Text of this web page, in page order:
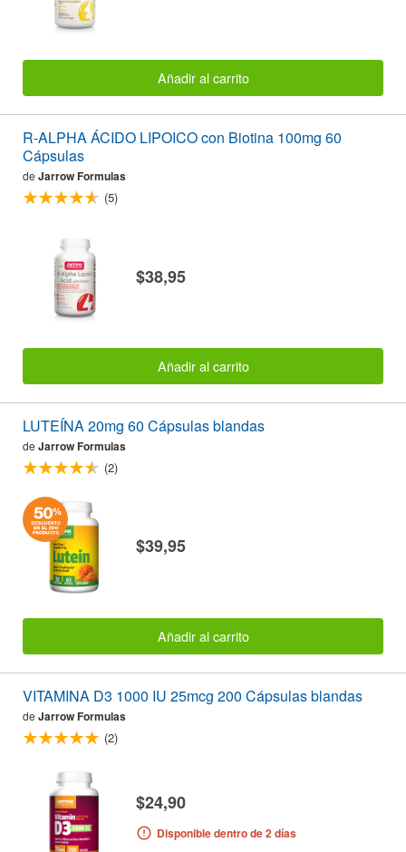
Añadir al carrito
R-ALPHA ÁCIDO LIPOICO con Biotina 100mg 60
Cápsulas
de Jarrow Formulas
(5)
$38,95
Añadir al carrito
LUTEÍNA 20mg 60 Cápsulas blandas
de Jarrow Formulas
(2)
$39,95
Añadir al carrito
VITAMINA D3 1000 IU 25mcg 200 Cápsulas blandas
de Jarrow Formulas
(2)
$24,90
Disponible dentro de 2 días